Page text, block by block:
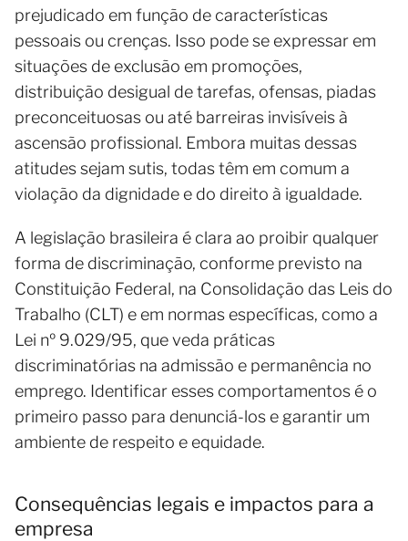
prejudicado em função de características
pessoais ou crenças. Isso pode se expressar em
situações de exclusão em promoções,
distribuição desigual de tarefas, ofensas, piadas
preconceituosas ou até barreiras invisíveis à
ascensão profissional. Embora muitas dessas
atitudes sejam sutis, todas têm em comum a
violação da dignidade e do direito à igualdade.
A legislação brasileira é clara ao proibir qualquer
forma de discriminação, conforme previsto na
Constituição Federal, na Consolidação das Leis do
Trabalho (CLT) e em normas específicas, como a
Lei nº 9.029/95, que veda práticas
discriminatórias na admissão e permanência no
emprego. Identificar esses comportamentos é o
primeiro passo para denunciá-los e garantir um
ambiente de respeito e equidade.
Consequências legais e impactos para a
empresa